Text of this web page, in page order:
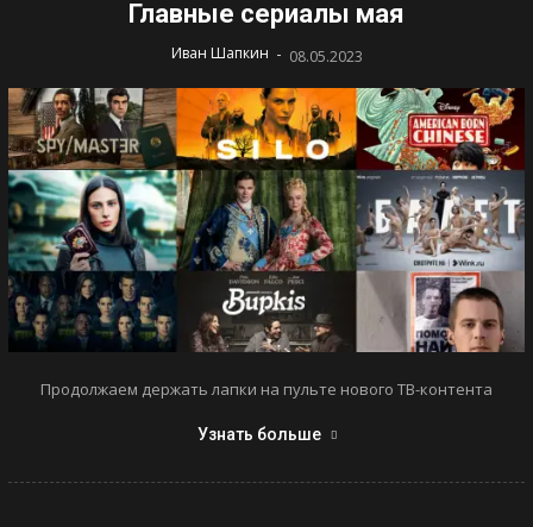
Главные сериалы мая
Иван Шапкин - 08.05.2023
Продолжаем держать лапки на пульте нового ТВ-контента
Узнать больше